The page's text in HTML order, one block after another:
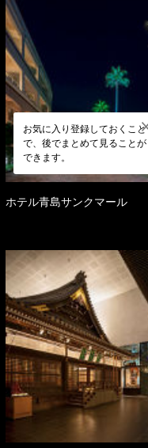
お気に入り登録しておくこと
で、後でまとめて見ることが
できます。
ホテル青島サンクマール